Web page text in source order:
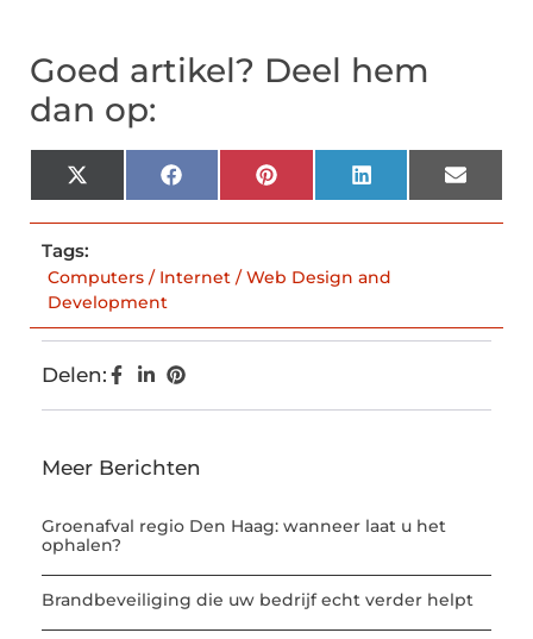
Goed artikel? Deel hem
dan op:
X
(Twitter)
FacebookPinterestLinkedInEmail
Tags:
Computers / Internet / Web Design and
Development
Delen:
Meer Berichten
Groenafval regio Den Haag: wanneer laat u het
ophalen?
Brandbeveiliging die uw bedrijf echt verder helpt